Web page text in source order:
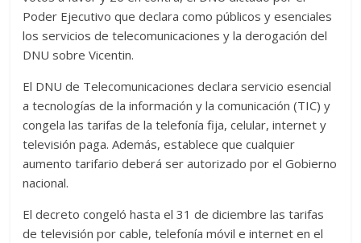
Poder Ejecutivo que declara como públicos y esenciales
los servicios de telecomunicaciones y la derogación del
DNU sobre Vicentin.
El DNU de Telecomunicaciones declara servicio esencial
a tecnologías de la información y la comunicación (TIC) y
congela las tarifas de la telefonía fija, celular, internet y
televisión paga. Además, establece que cualquier
aumento tarifario deberá ser autorizado por el Gobierno
nacional.
El decreto congeló hasta el 31 de diciembre las tarifas
de televisión por cable, telefonía móvil e internet en el